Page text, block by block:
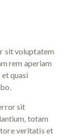
sit voluptatem
rem aperiam
quasi
sit
totam
veritatis et